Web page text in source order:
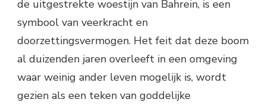
de uitgestrekte woestijn van Bahrein, is een
symbool van veerkracht en
doorzettingsvermogen. Het feit dat deze boom
al duizenden jaren overleeft in een omgeving
waar weinig ander leven mogelijk is, wordt
gezien als een teken van goddelijke